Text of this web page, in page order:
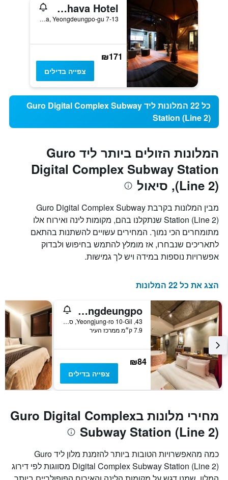
Seoul Ahava Hotel
7-13 Yeongdeungpodong 3(Sam)-ga, Yeongdeungpo-gu, סיאול, דרום קוריאה
₪171
צפייה בדילים
כל 22 המלונות ליד Guro Digital Complex Subway
Station (Line 2)
המלונות הזולים ביותר ליד Guro
Digital Complex Subway Station
(Line 2), סיאול
מבין המלונות בקרבת Guro Digital Complex Subway
Station (Line 2) שנתקלנו בהם, מקומות לינה ואירוח אלו
מתומחרים הכי נמוך. המחירים עשויים להשתנות בהתאם
לתאריכים שנבחרו, אז מומלץ להתמש בחיפוש ולבדוק
אפשרויות נוספות במידה ויש לך גמישות.
הצג את כל 22 המלונות
Hotel Yaja Yeongdeungpo
43, Yeongjung-ro 10-Gil, סיאול, דרום קוריאה
7.9 ק״מ ממרכז העיר
₪84
צפייה בדילים
מחירי מלונות בGuro Digital Complex
Subway Station (Line 2)
כמה מהאפשרויות הטובות ביותר להזמנת מלון ליד Guro
Digital Complex Subway Station (Line 2) מסווגות לפי דירוג